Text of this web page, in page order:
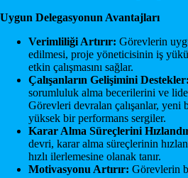
Uygun Delegasyonun Avantajları
Verimliliği Artırır: Görevlerin
edilmesi, proje yöneticisinin iş
etkin çalışmasını sağlar.
Çalışanların Gelişimini Destekler:
sorumluluk alma becerilerini ve
Görevleri devralan çalışanlar, yeni
yüksek bir performans sergiler.
Karar Alma Süreçlerini
devri, karar alma süreçlerinin
hızlı ilerlemesine olanak tanır.
Motivasyonu Artırır: Görevlerin